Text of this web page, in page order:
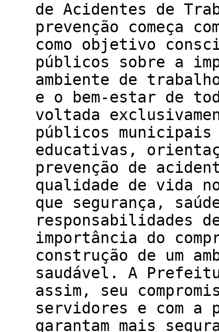
de Acidentes de
prevenção começa
como objetivo
públicos sobre a
ambiente de
e o bem-estar de
voltada
públicos
educativas,
prevenção de
qualidade de vida
que segurança,
responsabilidades
importância do
construção de um
saudável. A
assim, seu
servidores e com a
garantam mais